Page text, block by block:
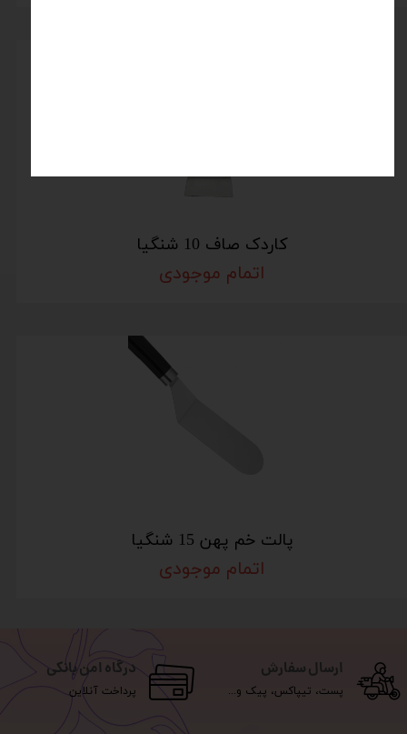
کاردک صاف 10 شنگیا
اتمام موجودی
پالت خم پهن 15 شنگیا
اتمام موجودی
ارسال سفارش
پست، تیپاکس، پیک و...
درگاه امن بانکی
پرداخت آنلاین